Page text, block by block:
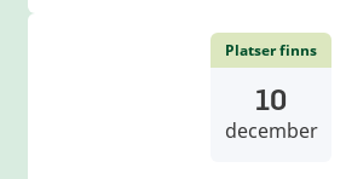
Platser finns
10
december